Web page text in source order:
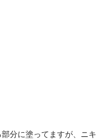
分に塗ってますが、ニキ